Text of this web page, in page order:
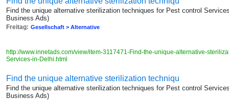
Find the unique alternative sterilization techniques for Pest control
Business Ads)
Freitag: Gesellschaft > Alternative
http://www.innetads.com/view/item-3117471-Find-the-unique-alternative-
Services-in-Delhi.html
Find the unique alternative sterilization techniqu
Find the unique alternative sterilization techniques for Pest control
Business Ads)